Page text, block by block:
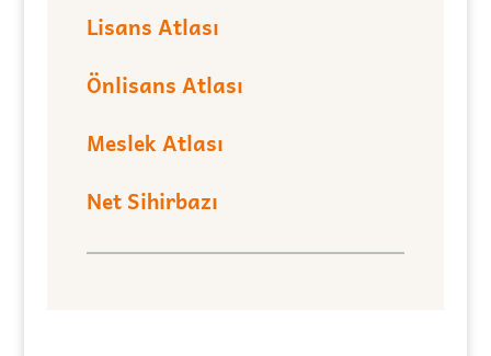
Lisans Atlası
Önlisans Atlası
Meslek Atlası
Net Sihirbazı